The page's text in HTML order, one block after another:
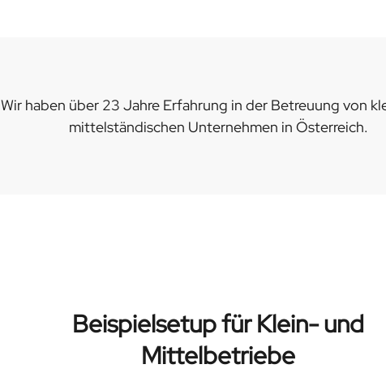
Wir haben über 23 Jahre Erfahrung in der Betreuung von
mittelständischen Unternehmen in Österreich.
Beispielsetup für Klein- und
Mittelbetriebe